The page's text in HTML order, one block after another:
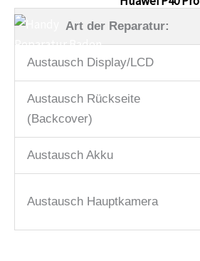
Zum
Inhalt
springen
Art der Reparatur:
Austausch Display/LCD
Austausch Rückseite
(Backcover)
Austausch Akku
Austausch Hauptkamera